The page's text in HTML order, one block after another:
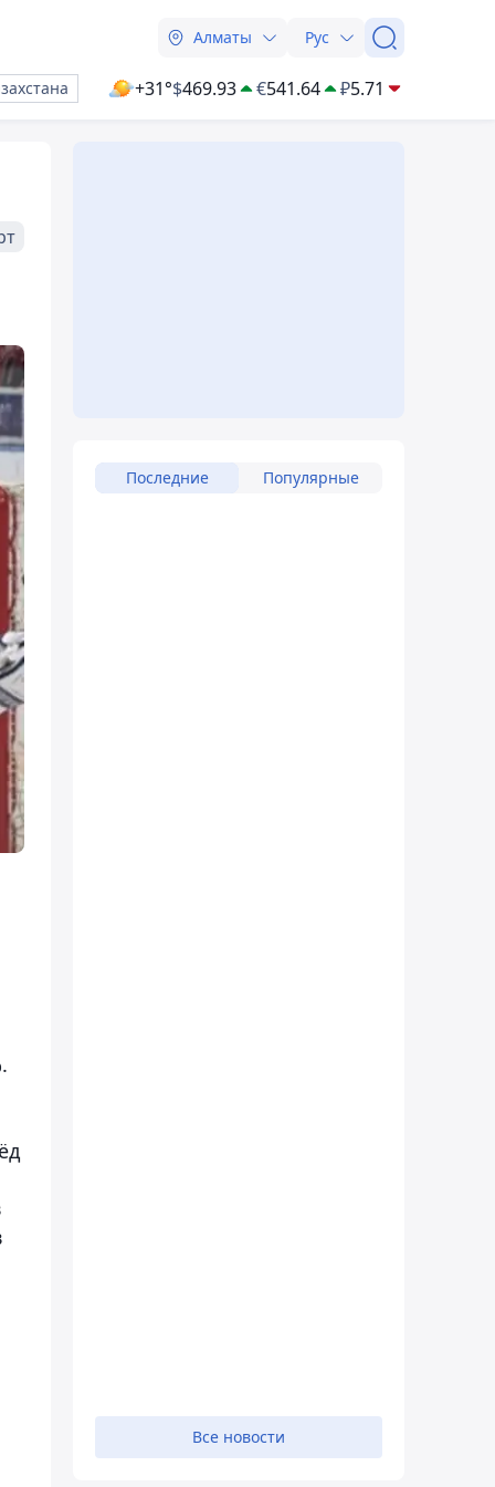
Алматы Рус
+31°$469.93 €541.64 ₽5.71
Последние Популярные
Все новости